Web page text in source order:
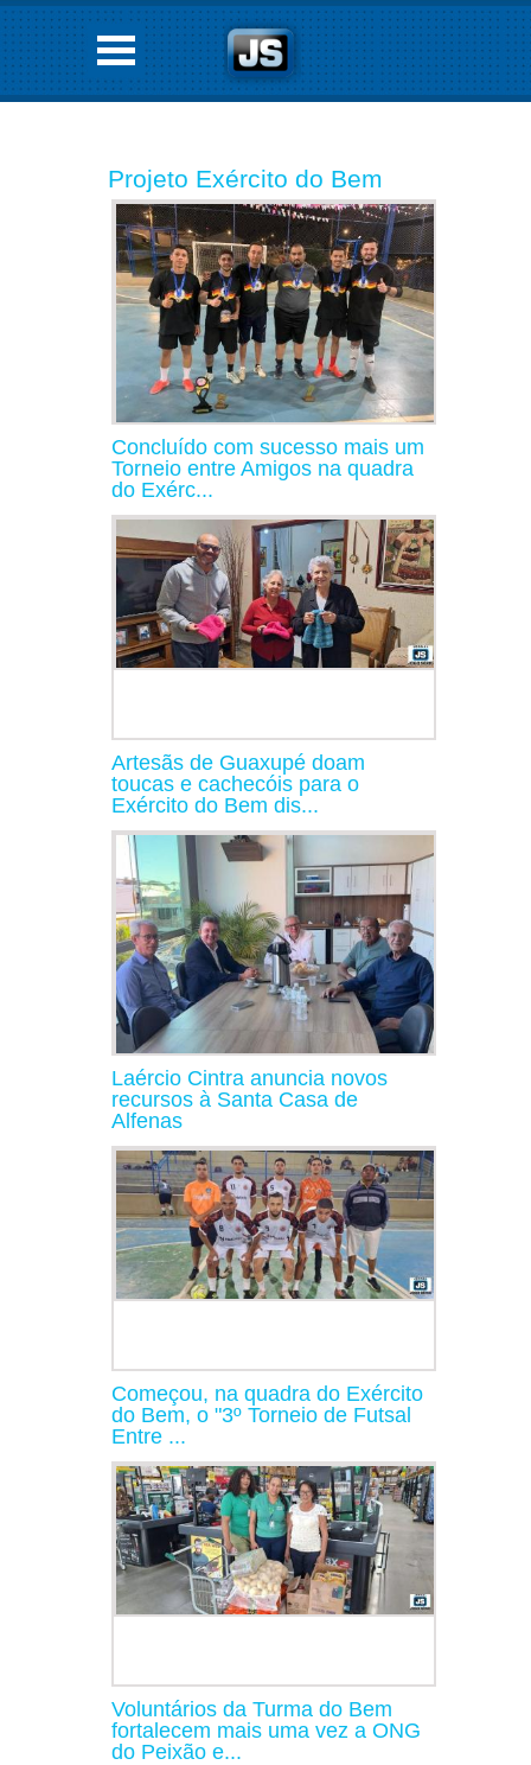
Projeto Exército do Bem
Concluído com sucesso mais um
Torneio entre Amigos na quadra
do Exérc...
Artesãs de Guaxupé doam
toucas e cachecóis para o
Exército do Bem dis...
Laércio Cintra anuncia novos
recursos à Santa Casa de
Alfenas
Começou, na quadra do Exército
do Bem, o "3º Torneio de Futsal
Entre ...
Voluntários da Turma do Bem
fortalecem mais uma vez a ONG
do Peixão e...